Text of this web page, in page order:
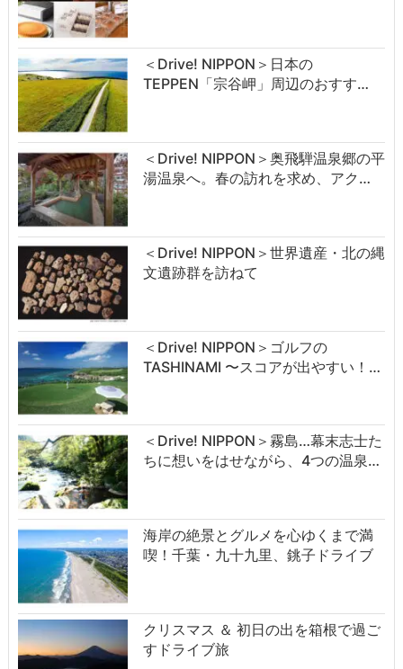
＜Drive! NIPPON＞日本の
TEPPEN「宗谷岬」周辺のおすす…
＜Drive! NIPPON＞奥飛騨温泉郷の平
湯温泉へ。春の訪れを求め、アク…
＜Drive! NIPPON＞世界遺産・北の縄
文遺跡群を訪ねて
＜Drive! NIPPON＞ゴルフの
TASHINAMI 〜スコアが出やすい！…
＜Drive! NIPPON＞霧島…幕末志士た
ちに想いをはせながら、4つの温泉…
海岸の絶景とグルメを心ゆくまで満
喫！千葉・九十九里、銚子ドライブ
クリスマス ＆ 初日の出を箱根で過ご
すドライブ旅